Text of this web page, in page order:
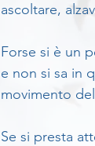
ascoltare,
Forse si è un
e non si sa in
movimento
Se si presta